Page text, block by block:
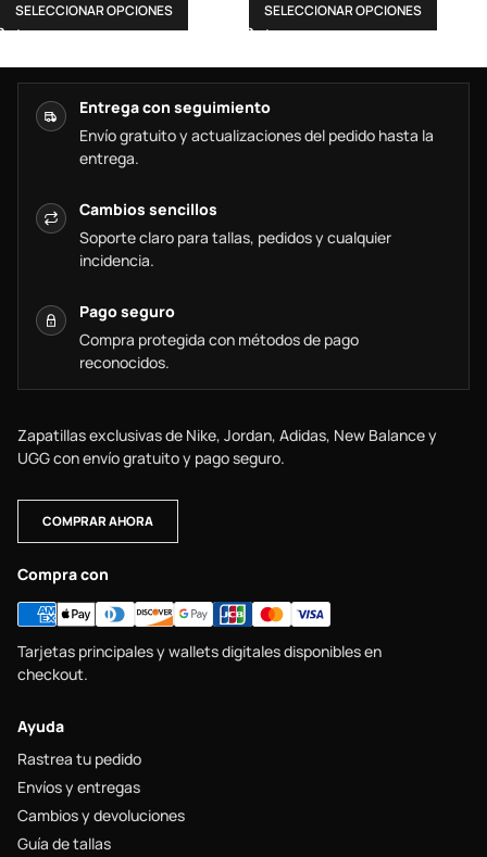
SELECCIONAR OPCIONES SELECCIONAR OPCIONES
Entrega con seguimiento
Envío gratuito y actualizaciones del pedido hasta la
entrega.
Cambios sencillos
Soporte claro para tallas, pedidos y cualquier
incidencia.
Pago seguro
Compra protegida con métodos de pago
reconocidos.
Zapatillas exclusivas de Nike, Jordan, Adidas, New Balance y
UGG con envío gratuito y pago seguro.
COMPRAR AHORA
Compra con
Tarjetas principales y wallets digitales disponibles en
checkout.
Ayuda
Rastrea tu pedido
Envíos y entregas
Cambios y devoluciones
Guía de tallas